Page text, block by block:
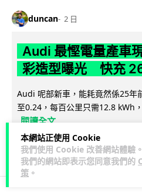
本網站正使用 Cookie
我們使用 Cookie 改善網站體驗
我們的網站即表示您同意我們的
策 。
duncan 2 日
Audi 最慳電量產
彩造型曝光 快充
Audi 呢部新車，能耗竟然係25
至0.24，每百公里只需12.8 kWh
閱讀全文
7 1 ↗ 分享